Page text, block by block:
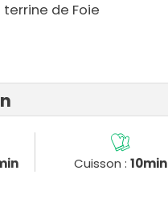
de Foie
Cuisson :10min